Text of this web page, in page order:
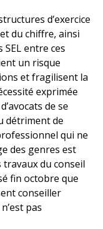
d’exercice
du chiffre, ainsi
SEL entre ces
un risque
et fragilisent la
exprimée
de se
détriment de
qui ne
des genres est
du conseil
fin octobre que
conseiller
pas